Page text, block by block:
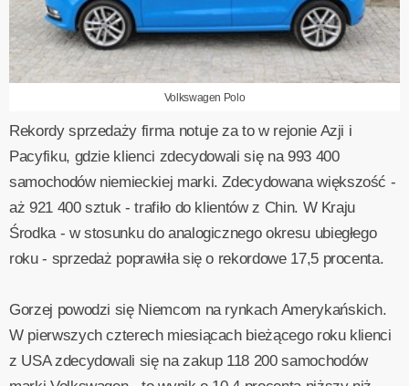
Volkswagen Polo
Rekordy sprzedaży firma notuje za to w rejonie Azji i
Pacyfiku, gdzie klienci zdecydowali się na 993 400
samochodów niemieckiej marki. Zdecydowana większość -
aż 921 400 sztuk - trafiło do klientów z Chin. W Kraju
Środka - w stosunku do analogicznego okresu ubiegłego
roku - sprzedaż poprawiła się o rekordowe 17,5 procenta.
Gorzej powodzi się Niemcom na rynkach Amerykańskich.
W pierwszych czterech miesiącach bieżącego roku klienci
z USA zdecydowali się na zakup 118 200 samochodów